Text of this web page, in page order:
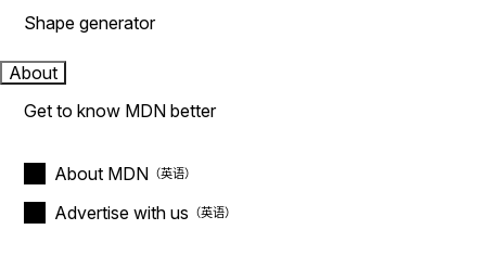
Shape generator
About
Get to know MDN better
About MDN
Advertise with us